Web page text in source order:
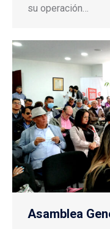
su operación…
Asamblea